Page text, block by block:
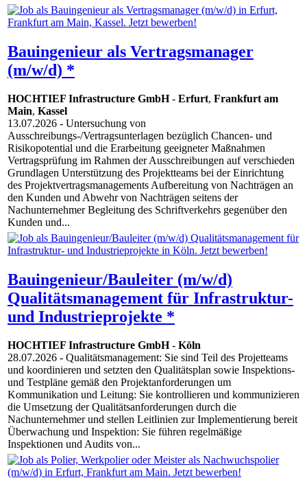
Bauingenieur als Vertragsmanager
(m/w/d) *
HOCHTIEF Infrastructure GmbH- Erfurt, Frankfurt am
Main, Kassel
13.07.2026 - Untersuchung von
Ausschreibungs-/Vertragsunterlagen bezüglich Chancen- und
Risikopotential und die Erarbeitung geeigneter Maßnahmen
Vertragsprüfung im Rahmen der Ausschreibungen auf verschieden
Grundlagen Unterstützung des Projektteams bei der Einrichtung
des Projektvertragsmanagements Aufbereitung von Nachträgen an
den Kunden und Abwehr von Nachträgen seitens der
Nachunternehmer Begleitung des Schriftverkehrs gegenüber den
Kunden und...
Bauingenieur/Bauleiter (m/w/d)
Qualitätsmanagement für Infrastruktur-
und Industrieprojekte *
HOCHTIEF Infrastructure GmbH- Köln
28.07.2026 - Qualitätsmanagement: Sie sind Teil des Projetteams
und koordinieren und setzten den Qualitätsplan sowie Inspektions-
und Testpläne gemäß den Projektanforderungen um
Kommunikation und Leitung: Sie kontrollieren und kommunizieren
die Umsetzung der Qualitätsanforderungen durch die
Nachunternehmer und stellen Leitlinien zur Implementierung bereit
Überwachung und Inspektion: Sie führen regelmäßige
Inspektionen und Audits von...